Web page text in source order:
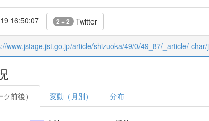
16:50:07 2 + 2 Twitter
www.jstage.jst.go.jp/article/shizuoka/49/0/49_87/_article/-
前後） 変動（月別） 分布